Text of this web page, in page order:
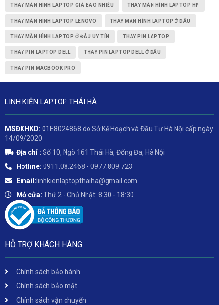
THAY MÀN HÌNH LAPTOP GIÁ BAO NHIÊU THAY MÀN HÌNH LAPTOP HP
THAY MÀN HÌNH LAPTOP LENOVO THAY MÀN HÌNH LAPTOP Ở ĐÂU
THAY MÀN HÌNH LAPTOP Ở ĐÂU UY TÍN THAY PIN LAPTOP
THAY PIN LAPTOP DELL THAY PIN LAPTOP DELL Ở ĐÂU
THAY PIN MACBOOK PRO
LINH KIỆN LAPTOP THÁI HÀ
MSĐKHKD: 01E8024868 do Sở Kế Hoạch và Đầu Tư Hà Nội cấp ngày
14/09/2020
Địa chỉ : Số 10, Ngõ 161 Thái Hà, Đống Đa, Hà Nội
Hotline: 0911.08.2468 - 0977.809.723
Email: linhkienlaptopthaiha@gmail.com
Mở cửa: Thứ 2 - Chủ Nhật: 8:30 - 18:30
HỖ TRỢ KHÁCH HÀNG
Chính sách bảo hành
Chính sách bảo mật
Chính sách vận chuyển